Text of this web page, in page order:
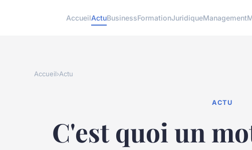
AccueilActuBusinessFormationJuridiqueManagement
Accueil›Actu
ACTU
C'est quoi un